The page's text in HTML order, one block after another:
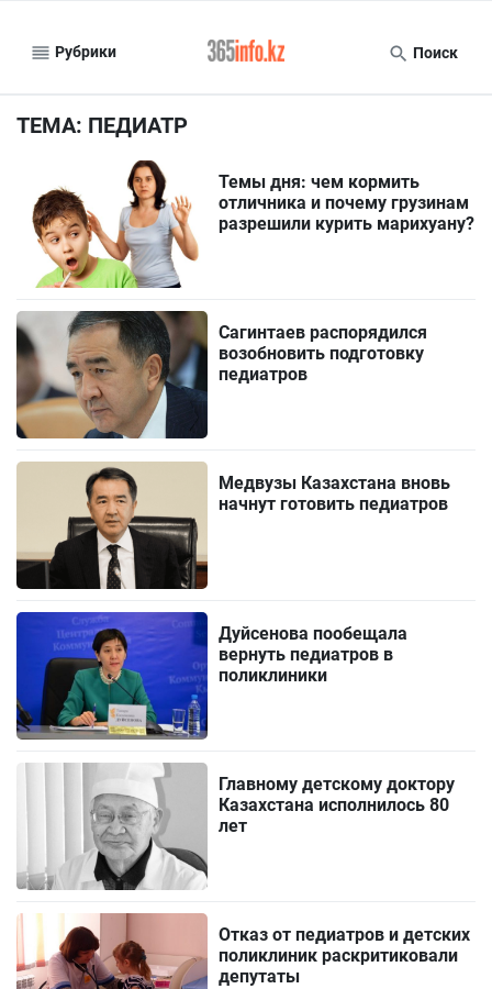
Рубрики Поиск
ТЕМА: ПЕДИАТР
Темы дня: чем кормить
отличника и почему грузинам
разрешили курить марихуану?
Сагинтаев распорядился
возобновить подготовку
педиатров
Медвузы Казахстана вновь
начнут готовить педиатров
Дуйсенова пообещала
вернуть педиатров в
поликлиники
Главному детскому доктору
Казахстана исполнилось 80
лет
Отказ от педиатров и детских
поликлиник раскритиковали
депутаты